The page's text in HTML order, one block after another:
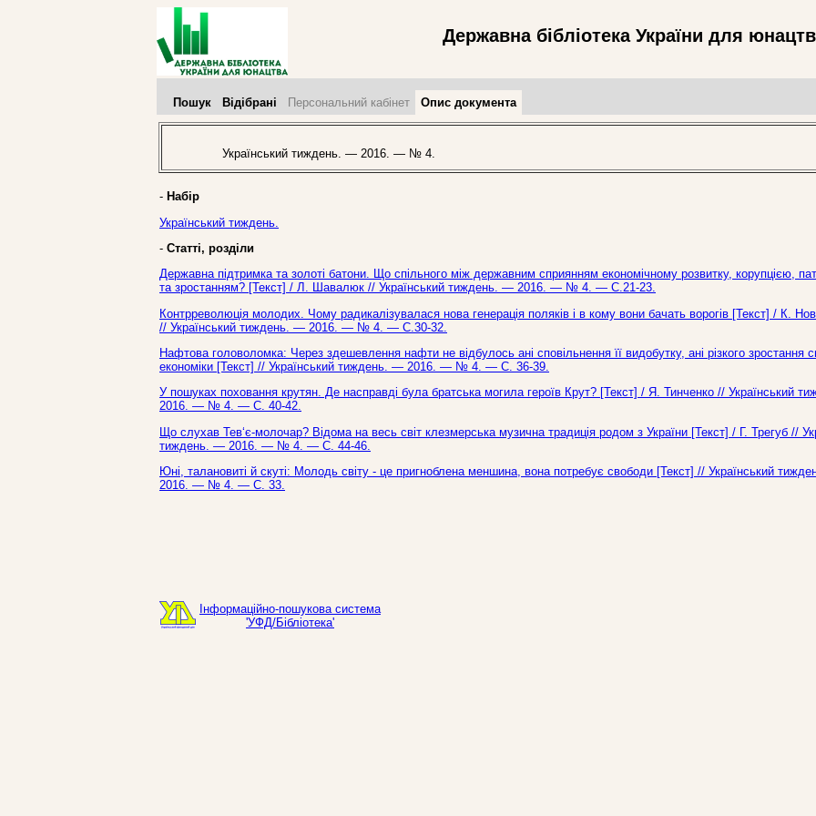
Державна бібліотека України для
Пошук Відібрані Персональний кабінет Опис документа
Український тиждень. — 2016. — № 4.
- Набір
Український тиждень.
- Статті, розділи
Державна підтримка та золоті батони. Що спільного між державним сприянням економічному розвитку, корупцією,
та зростанням? [Текст] / Л. Шавалюк // Український тиждень. — 2016. — № 4. — С.21-23.
Контрреволюція молодих. Чому радикалізувалася нова генерація поляків і в кому вони бачать ворогів [Текст] / К.
// Український тиждень. — 2016. — № 4. — С.30-32.
Нафтова головоломка: Через здешевлення нафти не відбулось ані сповільнення її видобутку, ані різкого зростання
економіки [Текст] // Український тиждень. — 2016. — № 4. — С. 36-39.
У пошуках поховання крутян. Де насправді була братська могила героїв Крут? [Текст] / Я. Тинченко // Український
2016. — № 4. — С. 40-42.
Що слухав Тев‘є-молочар? Відома на весь світ клезмерська музична традиція родом з України [Текст] / Г. Трегуб //
тиждень. — 2016. — № 4. — С. 44-46.
Юні, талановиті й скуті: Молодь світу - це пригноблена меншина, вона потребує свободи [Текст] // Український
2016. — № 4. — С. 33.
Інформаційно-пошукова система
'УФД/Бібліотека'